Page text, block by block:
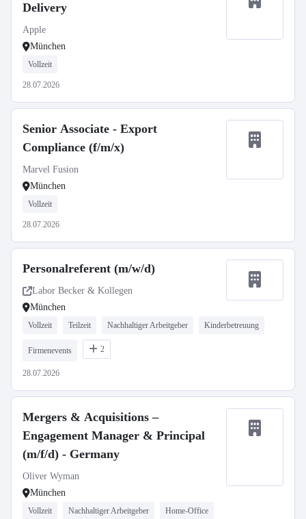
Delivery
Apple
München
Vollzeit
28.07.2026
Senior Associate - Export
Compliance (f/m/x)
Marvel Fusion
München
Vollzeit
28.07.2026
Personalreferent (m/w/d)
Labor Becker & Kollegen
München
Vollzeit Teilzeit Nachhaltiger Arbeitgeber Kinderbetreuung
Firmenevents 2
28.07.2026
Mergers & Acquisitions –
Engagement Manager & Principal
(m/f/d) - Germany
Oliver Wyman
München
Vollzeit Nachhaltiger Arbeitgeber Home-Office